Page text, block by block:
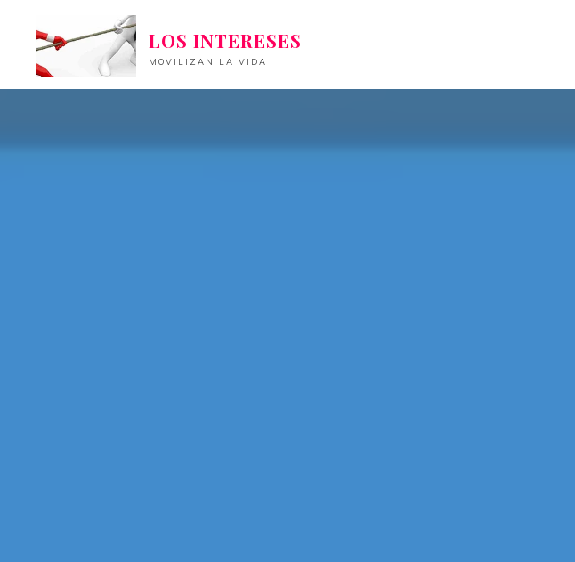
contenido
LOS INTERESES
MOVILIZAN LA VIDA